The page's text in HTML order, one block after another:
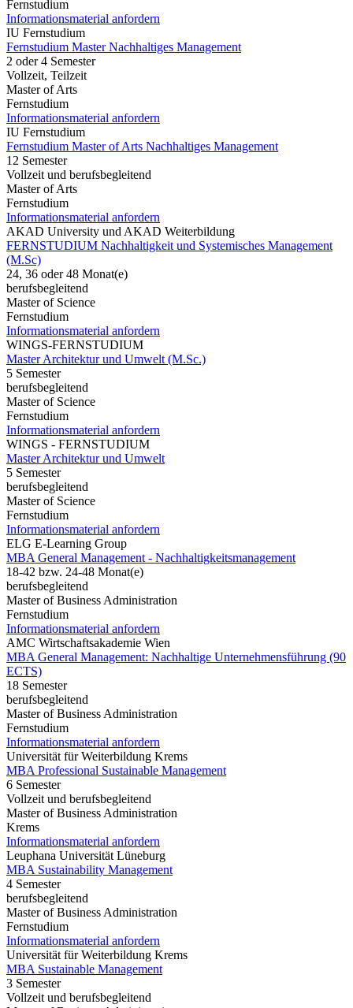
Fernstudium
Informationsmaterial anfordern
IU Fernstudium
Fernstudium Master Nachhaltiges Management
2 oder 4 Semester
Vollzeit, Teilzeit
Master of Arts
Fernstudium
Informationsmaterial anfordern
IU Fernstudium
Fernstudium Master of Arts Nachhaltiges Management
12 Semester
Vollzeit und berufsbegleitend
Master of Arts
Fernstudium
Informationsmaterial anfordern
AKAD University und AKAD Weiterbildung
FERNSTUDIUM Nachhaltigkeit und Systemisches Management
(M.Sc)
24, 36 oder 48 Monat(e)
berufsbegleitend
Master of Science
Fernstudium
Informationsmaterial anfordern
WINGS-FERNSTUDIUM
Master Architektur und Umwelt (M.Sc.)
5 Semester
berufsbegleitend
Master of Science
Fernstudium
Informationsmaterial anfordern
WINGS - FERNSTUDIUM
Master Architektur und Umwelt
5 Semester
berufsbegleitend
Master of Science
Fernstudium
Informationsmaterial anfordern
ELG E-Learning Group
MBA General Management - Nachhaltigkeitsmanagement
18-42 bzw. 24-48 Monat(e)
berufsbegleitend
Master of Business Administration
Fernstudium
Informationsmaterial anfordern
AMC Wirtschaftsakademie Wien
MBA General Management: Nachhaltige Unternehmensführung (90
ECTS)
18 Semester
berufsbegleitend
Master of Business Administration
Fernstudium
Informationsmaterial anfordern
Universität für Weiterbildung Krems
MBA Professional Sustainable Management
6 Semester
Vollzeit und berufsbegleitend
Master of Business Administration
Krems
Informationsmaterial anfordern
Leuphana Universität Lüneburg
MBA Sustainability Management
4 Semester
berufsbegleitend
Master of Business Administration
Fernstudium
Informationsmaterial anfordern
Universität für Weiterbildung Krems
MBA Sustainable Management
3 Semester
Vollzeit und berufsbegleitend